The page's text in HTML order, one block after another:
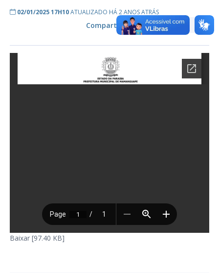
02/01/2025 17H10ATUALIZADO HÁ 2 ANOS ATRÁS
Compartilhe:
Baixar [97.40 KB]